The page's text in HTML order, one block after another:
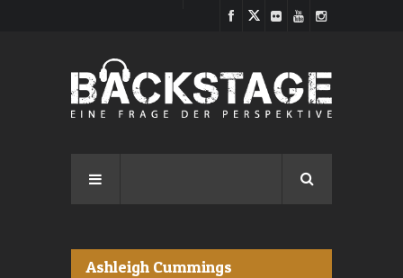
Ashleigh Cummings